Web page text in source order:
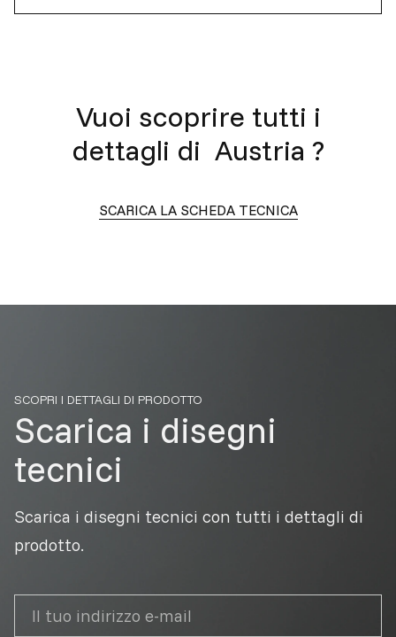
Vuoi scoprire tutti i
dettagli di Austria ?
SCARICA LA SCHEDA TECNICA
SCOPRI I DETTAGLI DI PRODOTTO
Scarica i disegni
tecnici
Scarica i disegni tecnici con tutti i dettagli di
prodotto.